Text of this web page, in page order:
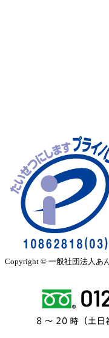
Copyright © 一般社団法人あ